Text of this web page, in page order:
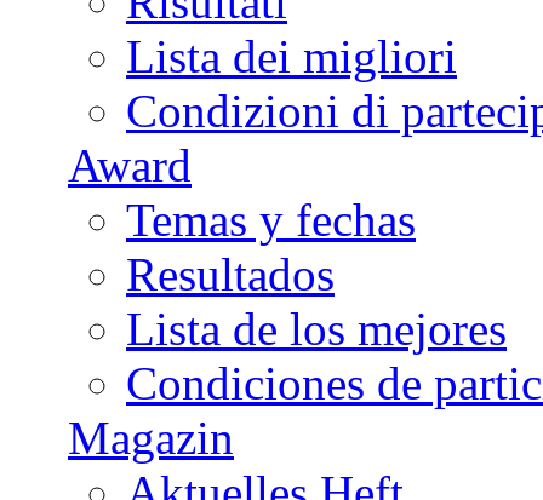
Lista dei migliori
Condizioni di
Award
Temas y fechas
Resultados
Lista de los mejores
Condiciones de
Magazin